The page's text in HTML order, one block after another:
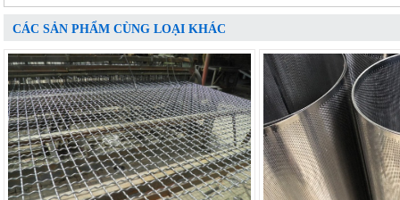
CÁC SẢN PHẨM CÙNG LOẠI KHÁC